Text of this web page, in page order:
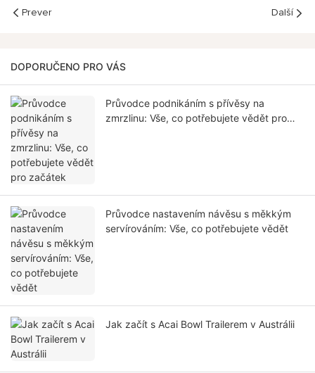
Prever Další
DOPORUČENO PRO VÁS
Průvodce podnikáním s přívěsy na
zmrzlinu: Vše, co potřebujete vědět pro
Průvodce nastavením návěsu s měkkým
servírováním: Vše, co potřebujete vědět
Jak začít s Acai Bowl Trailerem v Austrálii